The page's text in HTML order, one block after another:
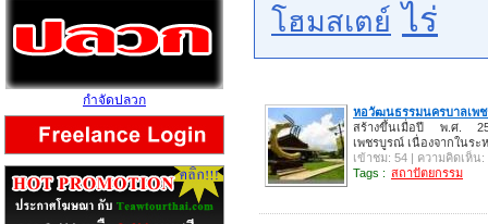
โฮมสเตย์ ไร่
หอวัฒนธรรมนครบาลเพ
สร้างขึ้นเมื่อปี พ.ศ.
เพชรบูรณ์ เนื่องจากในระ
เข้าชม: 54 | ความคิดเห็น:
Tags : สถาปัตยกรรม
กำจัดปลวก